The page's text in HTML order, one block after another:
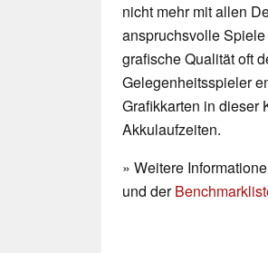
nicht mehr mit allen
anspruchsvolle
grafische Qualität oft
Gelegenheitsspieler
Grafikkarten in dieser
Akkulaufzeiten.
» Weitere
und der